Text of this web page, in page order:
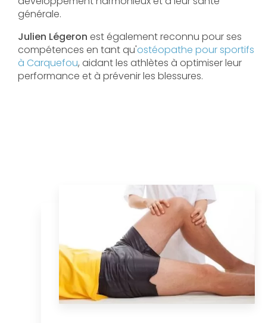
générale.
Julien Légeron est également reconnu pour ses
compétences en tant qu'ostéopathe pour sportifs
à Carquefou, aidant les athlètes à optimiser leur
performance et à prévenir les blessures.